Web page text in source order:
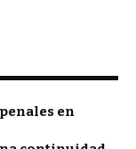
en